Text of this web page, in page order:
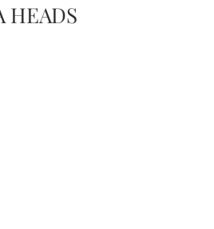
HEADS